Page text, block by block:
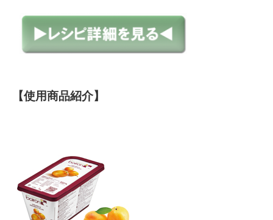
【使用商品紹介】